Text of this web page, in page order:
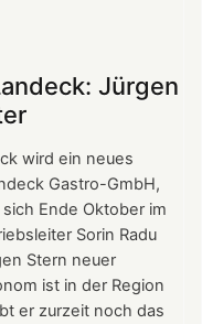
Jürgen
wird ein neues
Gastro-GmbH,
Ende Oktober im
Sorin Radu
Stern neuer
ist in der Region
er zurzeit noch das